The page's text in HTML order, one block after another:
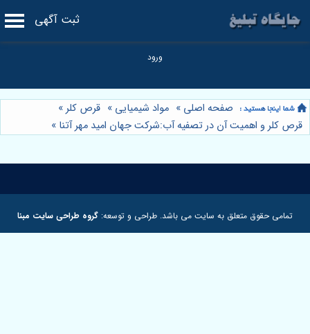
ثبت آگهی
صفحه اصلی » مواد شیمیایی » قرص کلر»
قرص کلر و اهمیت آن در تصفیه آب:شرکت جهان امید مهر آتنا »
تمامی حقوق متعلق به سایت می باشد. طراحی و توسعه: گروه طراحی سایت مبنا